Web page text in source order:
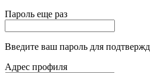
Пароль еще раз
Введите ваш пароль для
Адрес профиля